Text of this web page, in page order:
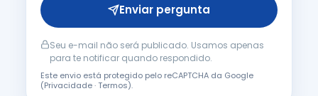
Enviar pergunta
Seu e-mail não será publicado. Usamos apenas
para te notificar quando respondido.
Este envio está protegido pelo reCAPTCHA da Google
(Privacidade·Termos).